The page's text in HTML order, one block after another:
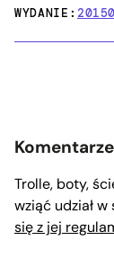
WYDANIE:
Komentarze
Trolle, boty,
wziąć udział
się z jej